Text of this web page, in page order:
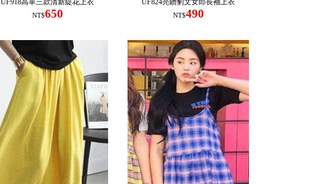
UF918高單三款清新緹花上衣
NT$650
UF824亮鑽豹文女郎長袖上衣
NT$490